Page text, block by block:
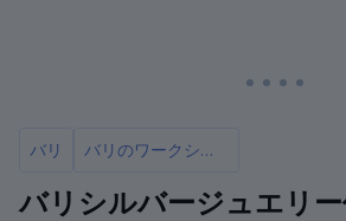
バリ バリのワークショップとクラス
バリシルバージュエリ